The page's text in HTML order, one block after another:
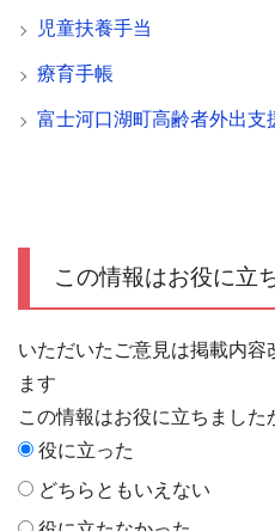
児童扶養手当
療育手帳
富士河口湖町高齢者外出支
この情報はお役に立
いただいたご意見は掲載内容
ます
この情報はお役に立ちました
役に立った
どちらともいえない